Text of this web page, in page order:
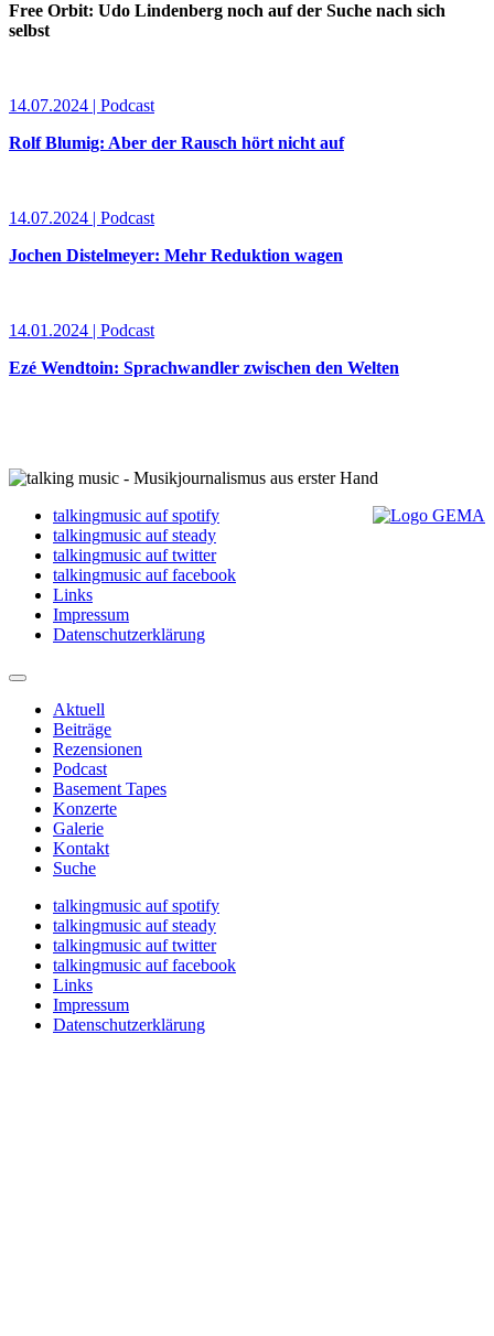
Free Orbit: Udo Lindenberg noch auf der Suche nach sich
selbst
14.07.2024 | Podcast
Rolf Blumig: Aber der Rausch hört nicht auf
14.07.2024 | Podcast
Jochen Distelmeyer: Mehr Reduktion wagen
14.01.2024 | Podcast
Ezé Wendtoin: Sprachwandler zwischen den Welten
talkingmusic auf spotify
talkingmusic auf steady
talkingmusic auf twitter
talkingmusic auf facebook
Links
Impressum
Datenschutzerklärung
Aktuell
Beiträge
Rezensionen
Podcast
Basement Tapes
Konzerte
Galerie
Kontakt
Suche
talkingmusic auf spotify
talkingmusic auf steady
talkingmusic auf twitter
talkingmusic auf facebook
Links
Impressum
Datenschutzerklärung